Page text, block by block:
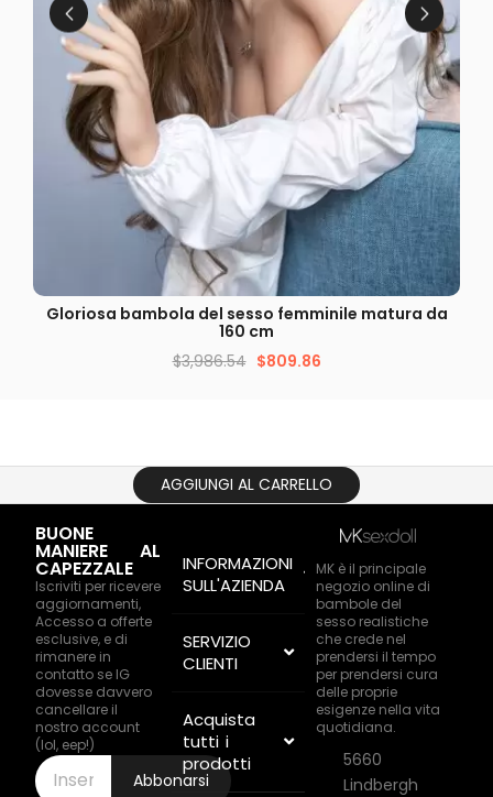
VISUALIZZAZIONE VELOCE
Gloriosa bambola del sesso femminile matura da
160 cm
$3,986.54 $809.86
AGGIUNGI AL CARRELLO
BUONE
MANIERE AL
CAPEZZALE
Iscriviti per ricevere
aggiornamenti,
Accesso a offerte
esclusive, e di
rimanere in
contatto se IG
dovesse davvero
cancellare il
nostro account
(lol, eep!)
Abbonarsi
INFORMAZIONI
SULL'AZIENDA
SERVIZIO
CLIENTI
Acquista
tutti i
prodotti
MK è il principale
negozio online di
bambole del
sesso realistiche
che crede nel
prendersi il tempo
per prendersi cura
delle proprie
esigenze nella vita
quotidiana.
5660
Lindbergh